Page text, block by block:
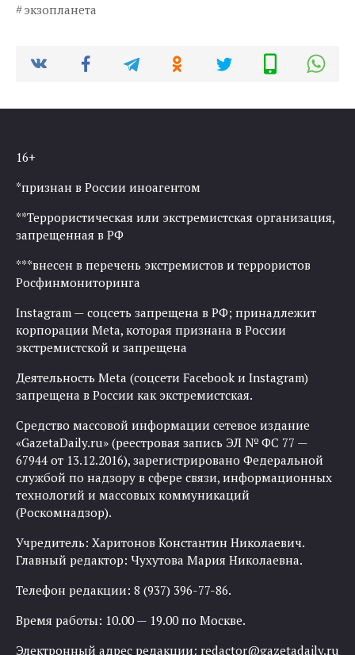
экзопланета
16+
*признан в России иноагентом
**Террористическая или экстремистская организация,
запрещенная в РФ
***внесен в перечень экстремистов и террористов
Росфинмониторинга
Instagram — соцсеть запрещена в РФ; принадлежит
корпорации Meta, которая признана в России
экстремистской и запрещена
Деятельность Meta (соцсети Facebook и Instagram)
запрещена в России как экстремистская.
Средство массовой информации сетевое издание
«GazetaDaily.ru» (реестровая запись ЭЛ № ФС 77 —
67944 от 13.12.2016), зарегистрировано Федеральной
службой по надзору в сфере связи, информационных
технологий и массовых коммуникаций
(Роскомнадзор).
Учредитель: Харитонов Константин Николаевич.
Главный редактор: Чухутова Мария Николаевна.
Телефон редакции: 8 (937) 396-77-86.
Время работы: 10.00 — 19.00 по Москве.
Электронный адрес редакции: redactor@gazetadaily.ru